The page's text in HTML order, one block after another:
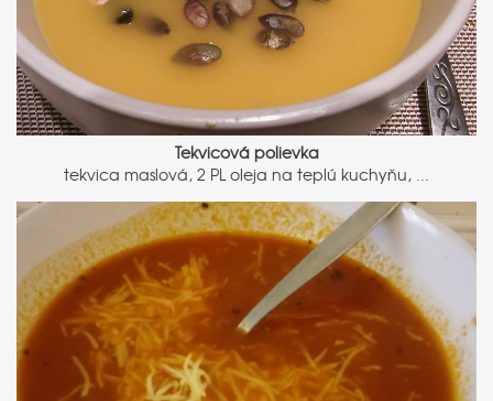
Tekvicová polievka
tekvica maslová, 2 PL oleja na teplú kuchyňu, ...